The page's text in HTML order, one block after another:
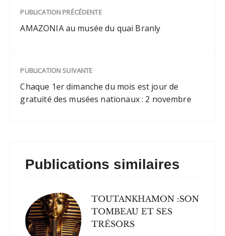
PUBLICATION PRÉCÉDENTE
AMAZONIA au musée du quai Branly
PUBLICATION SUIVANTE
Chaque 1er dimanche du mois est jour de
gratuité des musées nationaux : 2 novembre
Publications similaires
TOUTANKHAMON :SON
TOMBEAU ET SES
TRÉSORS